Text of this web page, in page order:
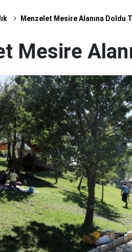
Menzelet Mesire Alanına Doldu
Mesire